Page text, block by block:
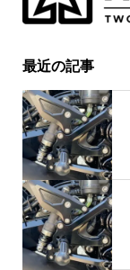
最近の記事